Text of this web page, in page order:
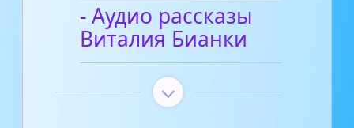
- Аудио рассказы
Виталия Бианки